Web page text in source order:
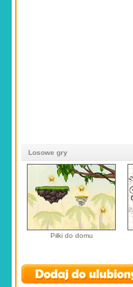
Losowe gry
Piłki do domu